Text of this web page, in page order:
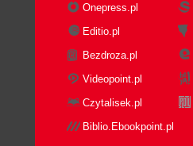
Onepress.pl
Editio.pl
Bezdroza.pl
Videopoint.pl
Czytalisek.pl
Biblio.Ebookpoint.pl